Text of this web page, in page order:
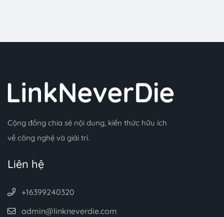
Cộng đồng chia sẻ nội dung, kiến thức hữu ích
về công nghệ và giải trí.
Liên hệ
+16399240320
admin@linkneverdie.com